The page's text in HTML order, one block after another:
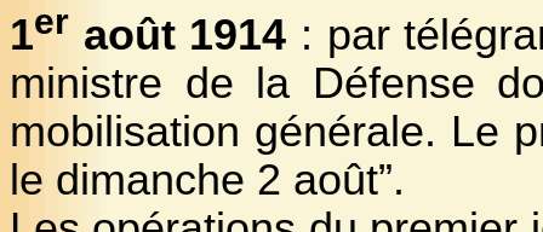
1er août 1914 : par
ministre de la Défense
mobilisation générale. Le
le dimanche 2 août”.